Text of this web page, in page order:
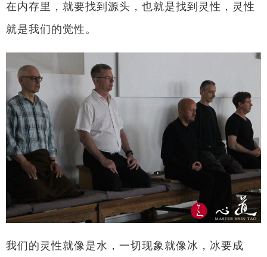
在内存里，就要找到源头，也就是找到灵性，灵性
就是我们的觉性。
我们的灵性就像是水，一切现象就像冰，冰要成